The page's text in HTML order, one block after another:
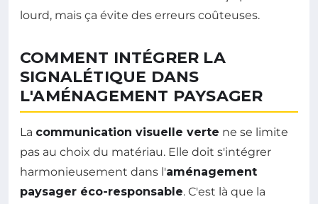
lourd, mais ça évite des erreurs coûteuses.
COMMENT INTÉGRER LA
SIGNALÉTIQUE DANS
L'AMÉNAGEMENT PAYSAGER
La communication visuelle verte ne se limite
pas au choix du matériau. Elle doit s'intégrer
harmonieusement dans l'aménagement
paysager éco-responsable. C'est là que la